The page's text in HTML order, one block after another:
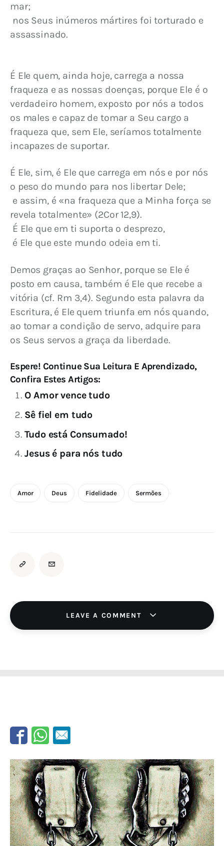
mar;
assassinado.
É Ele quem, ainda hoje, carrega a nossa
fraqueza e as nossas doenças, porque Ele é o
verdadeiro homem, exposto por nós a todos
os males e capaz de tomar a Seu cargo a
fraqueza que, sem Ele, seríamos totalmente
incapazes de suportar.
É Ele, sim, é Ele que carrega em nós e por nós
o peso do mundo para nos libertar Dele;
revela totalmente» (2Cor 12,9).
É Ele que em ti suporta o desprezo,
é Ele que este mundo odeia em ti.
Demos graças ao Senhor, porque se Ele é
posto em causa, também é Ele que recebe a
vitória (cf. Rm 3,4). Segundo esta palavra da
Escritura, é Ele quem triunfa em nós quando,
ao tomar a condição de servo, adquire para
os Seus servos a graça da liberdade.
Espere! Continue Sua Leitura E Aprendizado,
Confira Estes Artigos:
O Amor vence tudo
Sê fiel em tudo
Tudo está Consumado!
Jesus é para nós tudo
Amor Deus Fidelidade Sermões
LEAVE A COMMENT